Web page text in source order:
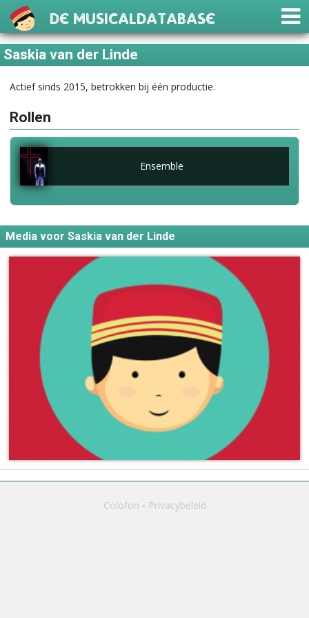
De Musicaldatabase
Saskia van der Linde
Actief sinds 2015, betrokken bij één productie.
Rollen
Ensemble
Media voor Saskia van der Linde
Colofon Privacybeleid